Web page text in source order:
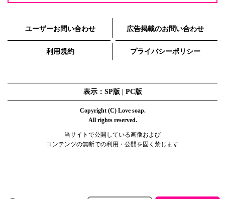
ユーザーお問い合わせ 広告掲載のお問い合わせ
利用規約 プライバシーポリシー
表示：SP版 | PC版
Copyright (C) Love soap.
All rights reserved.
当サイトで公開している画像および
コンテンツの無断での利用・公開を固く禁じます